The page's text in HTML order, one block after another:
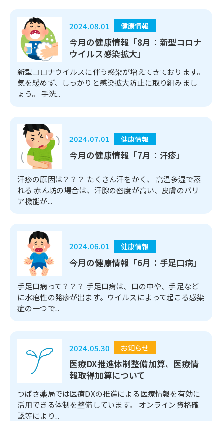
2024.08.01 健康情報
今月の健康情報「8月：新型コロナ
ウイルス感染拡大」
新型コロナウイルスに伴う感染が増えてきております。
気を緩めず、しっかりと感染拡大防止に取り組みまし
ょう。 手洗...
2024.07.01 健康情報
今月の健康情報「7月：汗疹」
汗疹の原因は？？？ たくさん汗をかく、 高温多湿で蒸
れる 赤ん坊の場合は、汗腺の密度が高い、皮膚のバリ
ア機能が...
2024.06.01 健康情報
今月の健康情報「6月：手足口病」
手足口病って？？？ 手足口病は、口の中や、手足など
に水疱性の発疹が出ます。ウイルスによって起こる感染
症の一つで...
2024.05.30 お知らせ
医療DX推進体制整備加算、医療情
報取得加算について
つばさ薬局では医療DXの推進による医療情報を有効に
活用できる体制を整備しています。 オンライン資格確
認等により...